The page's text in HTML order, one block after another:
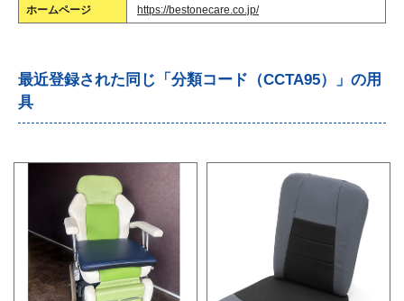
ホームページ https://bestonecare.co.jp/
最近登録された同じ「分類コード（CCTA95）」の用
具